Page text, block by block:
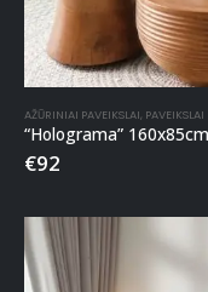
AŽŪRINIAI PAVEIKSLAI, PAVEIKSLAI
“Holograma”
€92